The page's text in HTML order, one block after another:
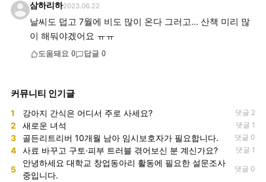
삼하리하2023.06.22
날씨도 덥고 7월에 비도 많이 온다 그러고... 산책 미리 많
이 해둬야겠어요 ㅠㅠ
도움돼요 0 답글 0
커뮤니티 인기글
1 강아지 간식은 어디서 주로 사세요? 댓글 2
2 새로운 녀석 댓글 1
3 골든리트리버 10개월 남아 임시보호자가 필요합니다. 댓글 0
4 사료 바꾸고 구토·피부 트러블 겪어보신 분 계신가요? 댓글 1
5
안녕하세요 대학교 창업동아리 활동에 필요한 설문조사
중입니다.
댓글 0